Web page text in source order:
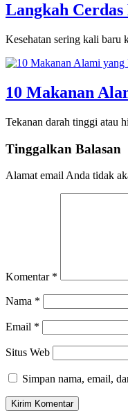
Langkah
Kesehatan sering kali baru
10 Makanan
Tekanan darah tinggi atau
Tinggalkan Balasan
Alamat email Anda tidak
Komentar *
Nama *
Email *
Situs Web
Simpan nama, email,